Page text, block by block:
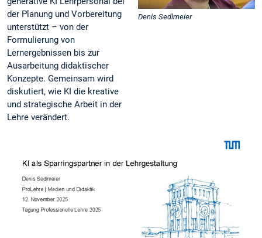
Denis Sedlmeier
der Planung und Vorbereitung
unterstützt – von der
Formulierung von
Lernergebnissen bis zur
Ausarbeitung didaktischer
Konzepte. Gemeinsam wird
diskutiert, wie KI die kreative
und strategische Arbeit in der
Lehre verändert.